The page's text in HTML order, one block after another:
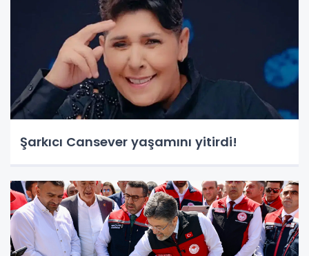
Şarkıcı Cansever yaşamını yitirdi!